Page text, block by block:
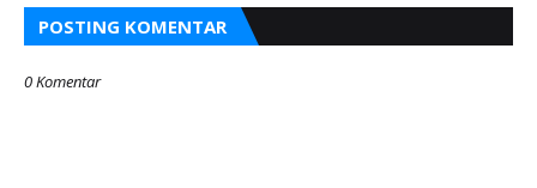
POSTING KOMENTAR
0 Komentar